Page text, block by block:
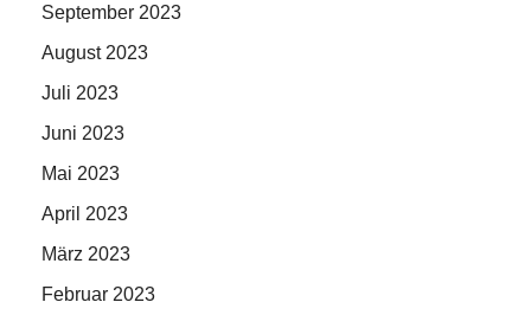
September 2023
August 2023
Juli 2023
Juni 2023
Mai 2023
April 2023
März 2023
Februar 2023